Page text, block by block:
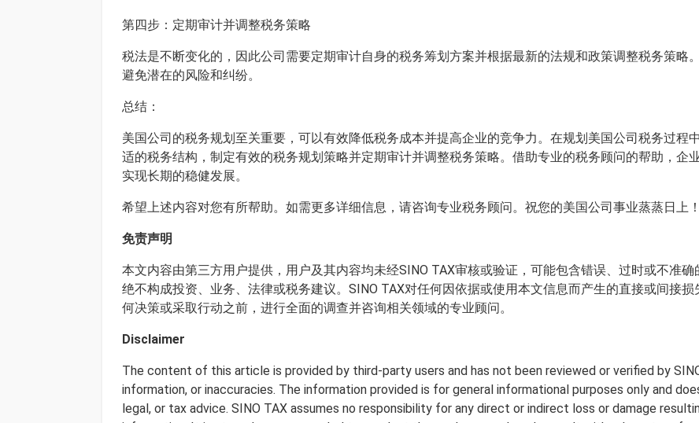
第四步：定期审计并调整税务策略
税法是不断变化的，因此公司需要定期审计自身的税务筹划方案并根据最新的法规和政策调整税务策略
避免潜在的风险和纠纷。
总结：
美国公司的税务规划至关重要，可以有效降低税务成本并提高企业的竞争力。在规划美国公司税务过程
适的税务结构，制定有效的税务规划策略并定期审计并调整税务策略。借助专业的税务顾问的帮助，企
实现长期的稳健发展。
希望上述内容对您有所帮助。如需更多详细信息，请咨询专业税务顾问。祝您的美国公司事业蒸蒸日上！
免责声明
本文内容由第三方用户提供，用户及其内容均未经SINO TAX审核或验证，可能包含错误、过时或不准
绝不构成投资、业务、法律或税务建议。SINO TAX对任何因依据或使用本文信息而产生的直接或间接
何决策或采取行动之前，进行全面的调查并咨询相关领域的专业顾问。
Disclaimer
The content of this article is provided by third-party users and has not been reviewed or verified by
information, or inaccuracies. The information provided is for general informational purposes only and
legal, or tax advice. SINO TAX assumes no responsibility for any direct or indirect loss or damage